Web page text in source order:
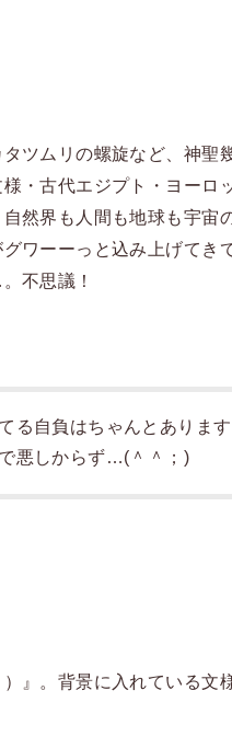
ツムリの螺旋など、神聖
・古代エジプト・ヨーロ
然界も人間も地球も宇宙
ワーーっと込み上げてき
不思議！
る自負はちゃんとあります
悪しからず…(＾＾；)
』。背景に入れている文